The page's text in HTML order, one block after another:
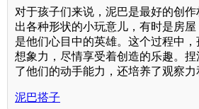
对于孩子们来说，泥巴是最好的创
出各种形状的小玩意儿，有时是房
是他们心目中的英雄。这个过程中
想象力，尽情享受着创造的乐趣。
了他们的动手能力，还培养了观察力
泥巴搭子